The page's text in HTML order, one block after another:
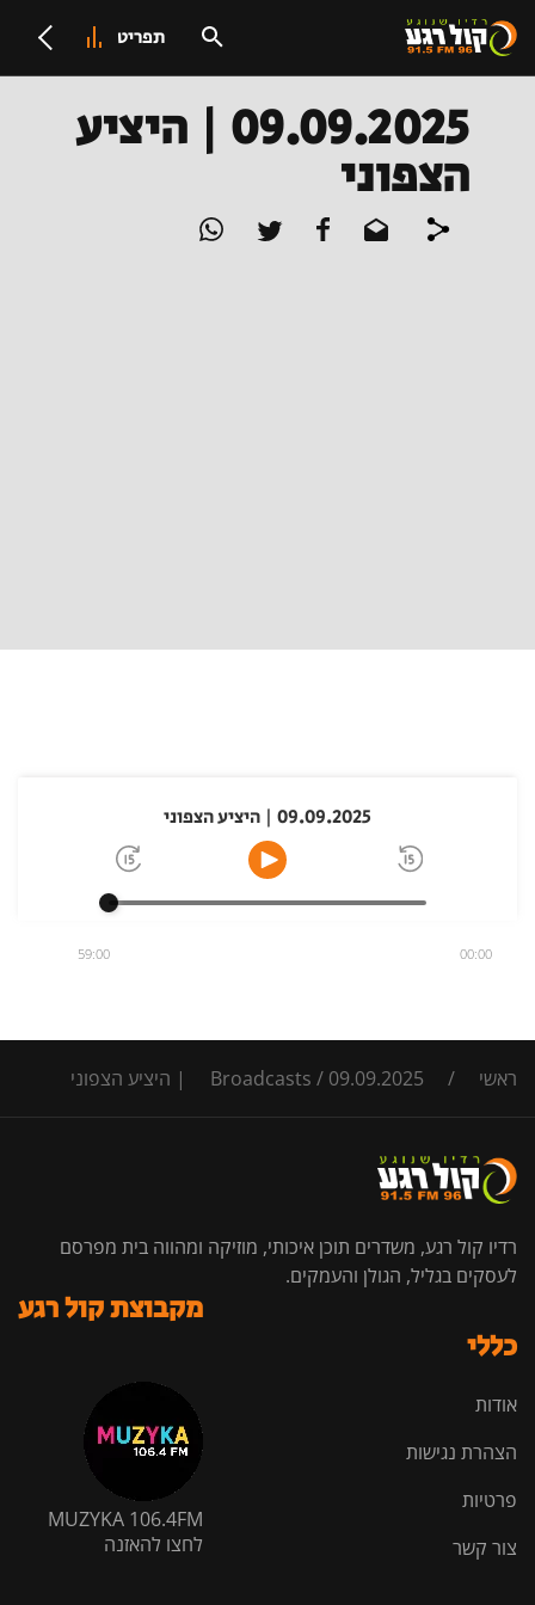
תפריט
09.09.2025 | היציע
הצפוני
09.09.2025 | היציע הצפוני
00:00
59:00
ראשי /
Broadcasts / 09.09.2025 | היציע הצפוני
רדיו קול רגע, משדרים תוכן איכותי, מוזיקה ומהווה בית מפרסם
לעסקים בגליל, הגולן והעמקים.
כללי
אודות
הצהרת נגישות
פרטיות
צור קשר
מקבוצת קול רגע
MUZYKA 106.4FM
לחצו להאזנה